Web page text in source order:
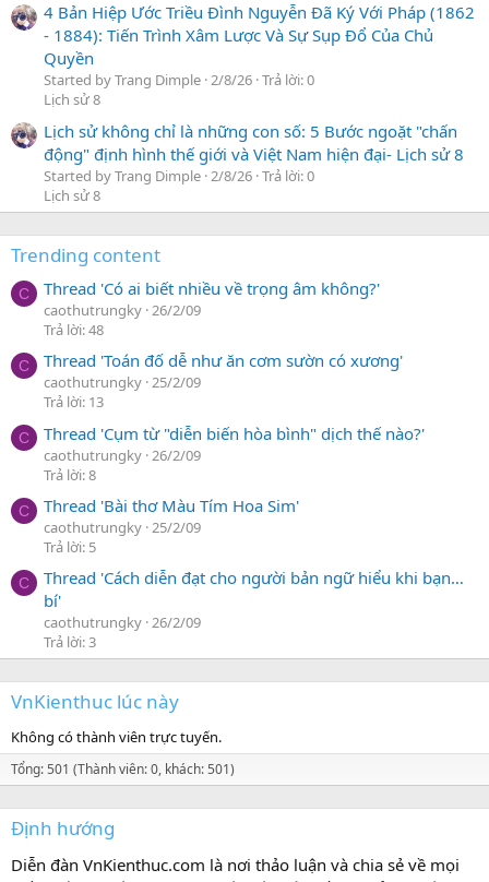
4 Bản Hiệp Ước Triều Đình Nguyễn Đã Ký Với Pháp (1862
- 1884): Tiến Trình Xâm Lược Và Sự Sụp Đổ Của Chủ
Quyền
Started by Trang Dimple 2/8/26 Trả lời: 0
Lịch sử 8
Lịch sử không chỉ là những con số: 5 Bước ngoặt "chấn
động" định hình thế giới và Việt Nam hiện đại- Lịch sử 8
Started by Trang Dimple 2/8/26 Trả lời: 0
Lịch sử 8
Trending content
C Thread 'Có ai biết nhiều về trọng âm không?'
caothutrungky 26/2/09
Trả lời: 48
C Thread 'Toán đố dễ như ăn cơm sườn có xương'
caothutrungky 25/2/09
Trả lời: 13
C Thread 'Cụm từ "diễn biến hòa bình" dịch thế nào?'
caothutrungky 26/2/09
Trả lời: 8
C Thread 'Bài thơ Màu Tím Hoa Sim'
caothutrungky 25/2/09
Trả lời: 5
C
Thread 'Cách diễn đạt cho người bản ngữ hiểu khi bạn…
bí'
caothutrungky 26/2/09
Trả lời: 3
VnKienthuc lúc này
Không có thành viên trực tuyến.
Tổng: 501 (Thành viên: 0, khách: 501)
Định hướng
Diễn đàn VnKienthuc.com là nơi thảo luận và chia sẻ về mọi